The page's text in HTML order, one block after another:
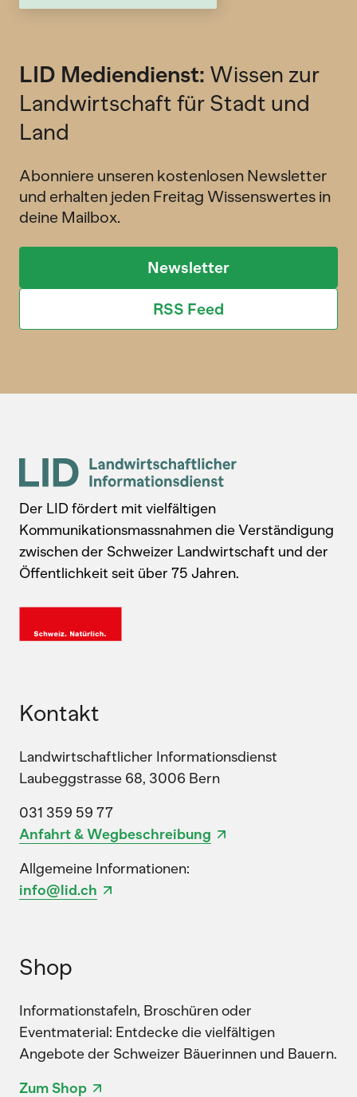
LID Mediendienst: Wissen zur
Landwirtschaft für Stadt und
Land
Abonniere unseren kostenlosen Newsletter
und erhalten jeden Freitag Wissenswertes in
deine Mailbox.
Newsletter
RSS Feed
Der LID fördert mit vielfältigen
Kommunikationsmassnahmen die Verständigung
zwischen der Schweizer Landwirtschaft und der
Öffentlichkeit seit über 75 Jahren.
Kontakt
Landwirtschaftlicher Informationsdienst
Laubeggstrasse 68, 3006 Bern
031 359 59 77
Anfahrt & Wegbeschreibung
Allgemeine Informationen:
info@lid.ch
Shop
Informationstafeln, Broschüren oder
Eventmaterial: Entdecke die vielfältigen
Angebote der Schweizer Bäuerinnen und Bauern.
Zum Shop